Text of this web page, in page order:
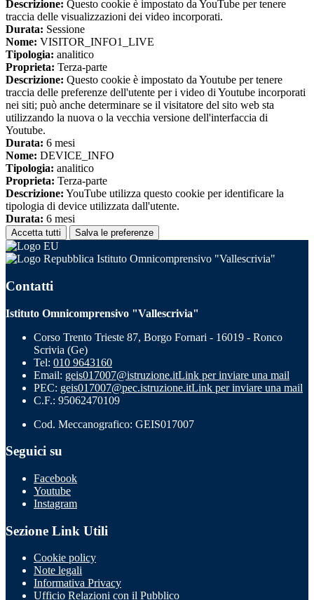
Descrizione: Questo cookie è impostato da YouTube per tenere
traccia delle visualizzazioni dei video incorporati.
Durata: Sessione
Nome: VISITOR_INFO1_LIVE
Tipologia: analitico
Proprieta: Terza-parte
Descrizione: Questo cookie è impostato da Youtube per tenere
traccia delle preferenze dell'utente per i video di Youtube incorporati
nei siti; può anche determinare se il visitatore del sito web sta
utilizzando la nuova o la vecchia versione dell'interfaccia di
Youtube.
Durata: 6 mesi
Nome: DEVICE_INFO
Tipologia: analitico
Proprieta: Terza-parte
Descrizione: YouTube utilizza questo cookie per identificare la
tipologia di device utilizzata dall'utente.
Durata: 6 mesi
Accetta tutti Salva le preferenze
Istituto Omnicomprensivo "Vallescrivia"
Contatti
Istituto Omnicomprensivo "Vallescrivia"
Corso Trento Trieste 87, Borgo Fornari - 16019 - Ronco
Scrivia (Ge)
Tel: 010 9643160
Email: geis017007@istruzione.itLink per inviare una mail
PEC: geis017007@pec.istruzione.itLink per inviare una mail
C.F.: 95062470109
Cod. Meccanografico: GEIS017007
Seguici su
Facebook
Youtube
Instagram
Sezione Link Utili
Cookie policy
Note legali
Informativa Privacy
Ufficio Relazioni con il Pubblico